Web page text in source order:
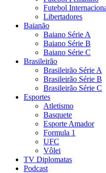
Futebol
Libertadores
Baianão
Baiano Série A
Baiano Série B
Baiano Série C
Brasileirão
Brasileirão Série A
Brasileirão Série B
Brasileirão Série C
Esportes
Atletismo
Basquete
Esporte Amador
Formula 1
UFC
Vôlei
TV Diplomatas
Podcast